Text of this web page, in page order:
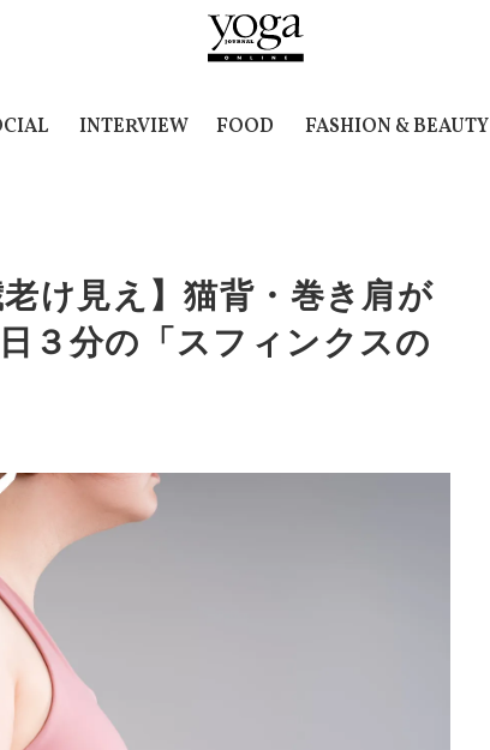
INTERVIEW FOOD FASHION & BEAUTY
け見え】猫背・巻き肩が
３分の「スフィンクスの